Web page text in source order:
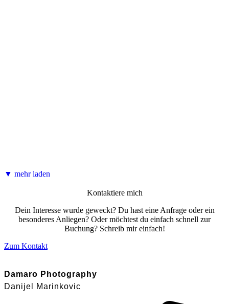
▼ mehr laden
Kontaktiere mich
Dein Interesse wurde geweckt? Du hast eine Anfrage oder ein
besonderes Anliegen? Oder möchtest du einfach schnell zur
Buchung? Schreib mir einfach!
Zum Kontakt
Damaro Photography
Danijel Marinkovic